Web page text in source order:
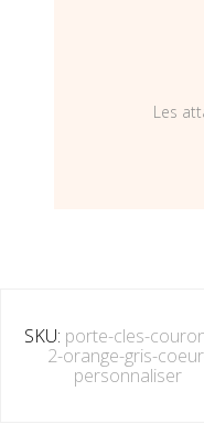
Les
SKU: porte-cles-
2-orange-gris-
personnaliser